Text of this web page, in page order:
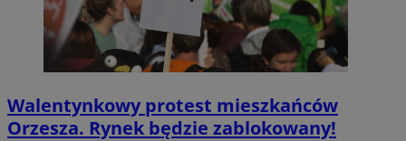
Walentynkowy protest mieszkańców
Orzesza. Rynek będzie zablokowany!